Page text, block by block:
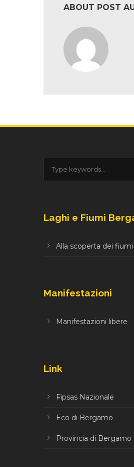
ABOUT POST
Laghi e Fiumi
Alla scoperta dei
Manifestazioni
Manifestazioni libere
Link
Fipsas Nazionale
Eco di Bergamo
Provincia di Bergamo